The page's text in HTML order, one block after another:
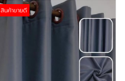
สินค้าขายดี